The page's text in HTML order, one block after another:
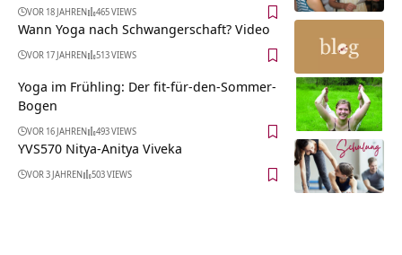
VOR 18 JAHREN 465 VIEWS
Wann Yoga nach Schwangerschaft? Video
VOR 17 JAHREN 513 VIEWS
Yoga im Frühling: Der fit-für-den-Sommer-
Bogen
VOR 16 JAHREN 493 VIEWS
YVS570 Nitya-Anitya Viveka
VOR 3 JAHREN 503 VIEWS